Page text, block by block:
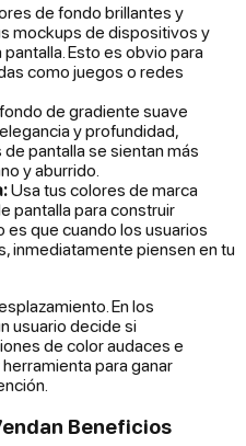
de fondo brillantes y
mockups de dispositivos y
Esto es obvio para
como juegos o redes
de gradiente suave
y profundidad,
pantalla se sientan más
y aburrido.
Usa tus colores de marca
pantalla para construir
es que cuando los usuarios
inmediatamente piensen en tu
En los
usuario decide si
de color audaces e
para ganar
Beneficios